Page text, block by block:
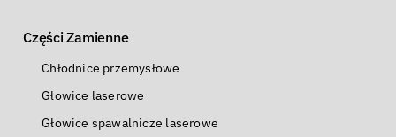
Części Zamienne
Chłodnice przemysłowe
Głowice laserowe
Głowice spawalnicze laserowe